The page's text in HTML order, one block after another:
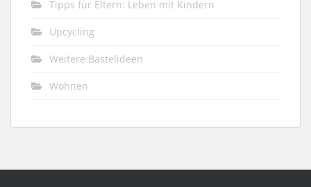
Tipps für Eltern: Leben mit Kindern
Upcycling
Weitere Bastelideen
Wohnen